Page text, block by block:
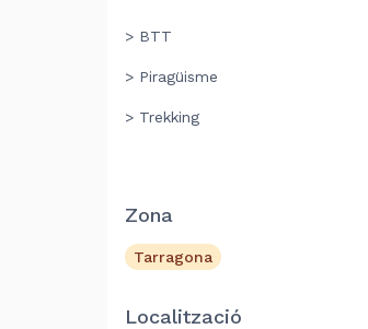
> BTT
> Piragüisme
> Trekking
Zona
Tarragona
Localització